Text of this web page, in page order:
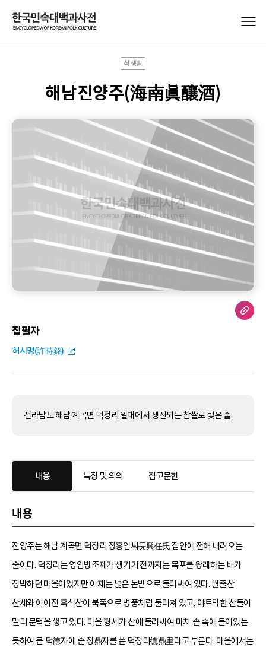
식생활
해남진양주(海南眞釀酒)
집필자
허시명(許時銘)
전라남도 해남 계곡면 덕정리 일대에서 생산되는 찹쌀로 빚은 술.
내용 특징 및 의의 참고문헌
내용
진양주는 해남 계곡면 덕정리 장흥임씨長興任氏 집안에 전해 내려오는
술이다. 덕정리는 영암방조제가 생기기 전까지는 목포를 왕래하는 배가
정박하던 마을이었지만 이제는 넓은 논밭으로 둘러싸여 있다. 월출산
산세와 이어진 흑석산이 북쪽으로 병풍처럼 둘러쳐 있고, 야트막한 산들이
멀리 문턱을 쌓고 있다. 마을 형세가 산에 둘러싸여 마치 솥 속에 들어있는
듯하여 큰 덕德자에 솥 정鼎자를 쓴 덕정리德鼎里라고 부른다. 마을에서는